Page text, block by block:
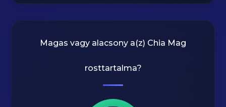
Magas vagy alacsony a(z) Chia Mag
rosttartalma?